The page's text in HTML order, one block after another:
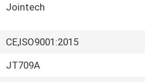
Jointech
CE,ISO9001:2015
JT709A